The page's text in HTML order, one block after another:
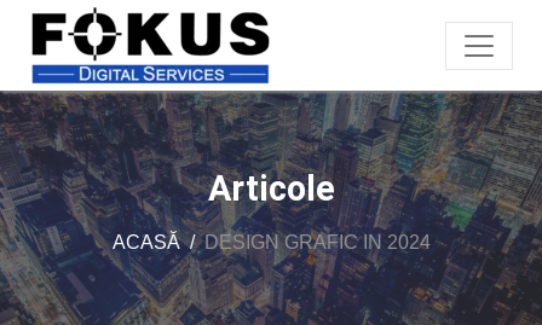
Articole
ACASĂ DESIGN GRAFIC IN 2024